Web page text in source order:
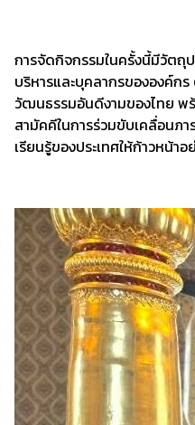
การจัดกิจกรรมในครั้งนี้มีวัตถุ
บริหารและบุคลากรขององค์ก
วัฒนธรรมอันดีงามของไทย พ
สามัคคีในการร่วมขับเคลื่อนภ
เรียนรู้ของประเทศให้ก้าวหน้า